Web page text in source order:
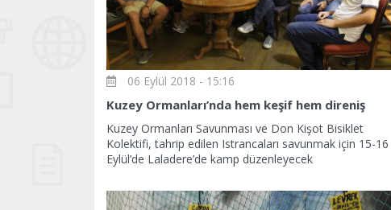
06 Eylül 2018 - 15:16
Kuzey Ormanları’nda hem keşif hem direniş
Kuzey Ormanları Savunması ve Don Kişot Bisiklet
Kolektifi, tahrip edilen Istrancaları savunmak için 15-16
Eylül’de Laladere’de kamp düzenleyecek